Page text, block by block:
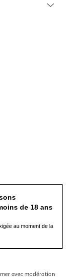
de 18 ans
au moment de la
avec modération